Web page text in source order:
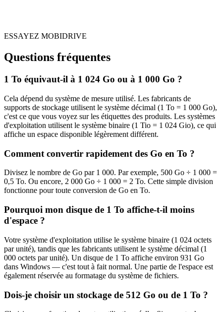
ESSAYEZ MOBIDRIVE
Questions fréquentes
1 To équivaut-il à 1 024 Go ou à 1 000 Go ?
Cela dépend du système de mesure utilisé. Les fabricants de
supports de stockage utilisent le système décimal (1 To = 1 000 Go),
c'est ce que vous voyez sur les étiquettes des produits. Les systèmes
d'exploitation utilisent le système binaire (1 Tio = 1 024 Gio), ce qui
affiche un espace disponible légèrement différent.
Comment convertir rapidement des Go en To ?
Divisez le nombre de Go par 1 000. Par exemple, 500 Go ÷ 1 000 =
0,5 To. Ou encore, 2 000 Go ÷ 1 000 = 2 To. Cette simple division
fonctionne pour toute conversion de Go en To.
Pourquoi mon disque de 1 To affiche-t-il moins
d'espace ?
Votre système d'exploitation utilise le système binaire (1 024 octets
par unité), tandis que les fabricants utilisent le système décimal (1
000 octets par unité). Un disque de 1 To affiche environ 931 Go
dans Windows — c'est tout à fait normal. Une partie de l'espace est
également réservée au formatage du système de fichiers.
Dois-je choisir un stockage de 512 Go ou de 1 To ?